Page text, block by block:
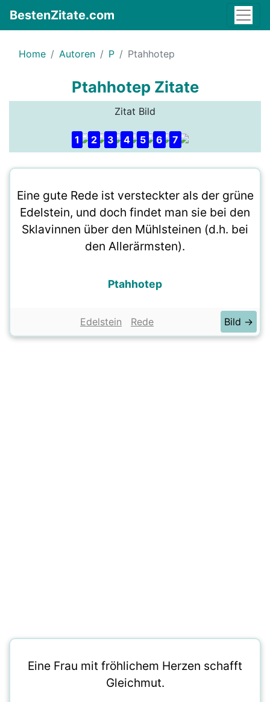
BestenZitate.com
Home Autoren P Ptahhotep
Ptahhotep Zitate
Zitat Bild
1 2 3 4 5 6 7
Eine gute Rede ist versteckter als der grüne
Edelstein, und doch findet man sie bei den
Sklavinnen über den Mühlsteinen (d.h. bei
den Allerärmsten).
Ptahhotep
Edelstein Rede Bild →
Eine Frau mit fröhlichem Herzen schafft
Gleichmut.